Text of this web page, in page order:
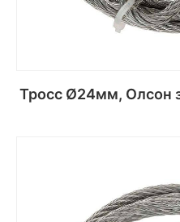
Тросс Ø24мм, Олсон